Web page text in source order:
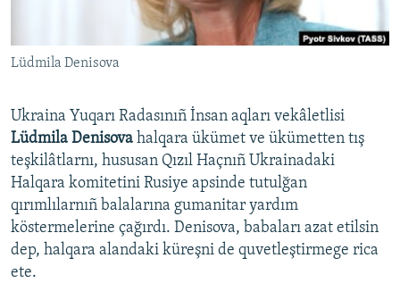
QOŞULIÑIZ!
RFE/RS bütün saytları
Lüdmila Denisova
Ukraina Yuqarı Radasınıñ İnsan aqları vekâletlisi
Lüdmila Denisova halqara ükümet ve ükümetten tış
teşkilâtlarnı, hususan Qızıl Haçnıñ Ukrainadaki
Halqara komitetini Rusiye apsinde tutulğan
qırımlılarnıñ balalarına gumanitar yardım
köstermelerine çağırdı. Denisova, babaları azat etilsin
dep, halqara alandaki küreşni de quvetleştirmege rica
ete.